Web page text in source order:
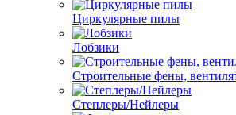
Циркулярные пилы
Лобзики
Строительные фены,
Степлеры/Нейлеры